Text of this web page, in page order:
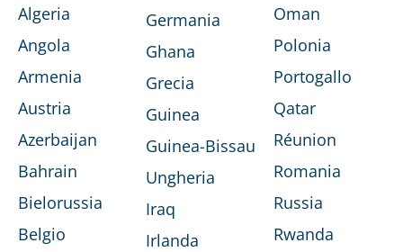
Algeria
Angola
Armenia
Austria
Azerbaijan
Bahrain
Bielorussia
Belgio
Germania
Ghana
Grecia
Guinea
Guinea-Bissau
Ungheria
Iraq
Irlanda
Oman
Polonia
Portogallo
Qatar
Réunion
Romania
Russia
Rwanda